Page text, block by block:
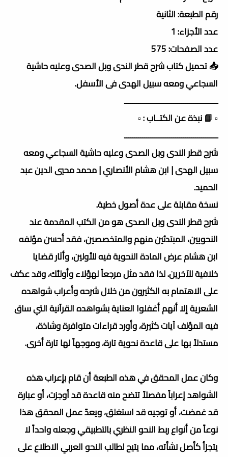
رقم الطبعة: الثانية
عدد الأجزاء: 1
عدد الصفحات: 575
📥 تحميل كتاب شرح قطر الندى وبل الصدى وعليه حاشية
السجاعي ومعه سبيل الهدى فى الأسفل.
ــــــــــــــــــــــــــــــــــــــــــــــ
▫️ 📘 نبذة عن الكتــاب : ▫️
ــــــــــــــــــــــــــــــــــــــــــــــ
شرح قطر الندى وبل الصدى وعليه حاشية السجاعي ومعه
سبيل الهدى | ابن هشام الأنصاري | محمد محيي الدين عبد
الحميد.
نسخة مقابلة على عدة أصول خطية.
شرح قطر الندى وبل الصدى هو من الكتب المقدمة عند
النحويين، المبتدئين منهم والمتخصصين، فقد أحسن مؤلفه
ابن هشام عرض المادة النحوية فيه للأولين، وأثار قضايا
خلافية للآخرين. لذا فقد مثل مرجعاً لهؤلاء وأولئك، وقد عكف
على الاهتمام به الكثيرون من خلال شرحه وأعراب شواهده
الشعرية إلا أنهم أغفلوا العناية بشواهده القرآنية التي ساق
فيه المؤلف آيات كثيرة، وأورد قراءات متوافرة وشاذة،
مستدلاً بها على قاعدة نحوية تارة، وموجهاً لها تارة أخرى.
وكان عمل المحقق في هذه الطبعة أن قام بإعراب هذه
الشواهد إعراباً مفصلاً تتضح منه قاعدة قد أوجزت، أو عبارة
قد غمضت، أو توجيه قد استغلق، ويعدّ عمل المحقق هذا
نوعاً من أنواع ربط النحو النظري بالتطبيقي وجعله واحداً لا
يتجزأ كأصل نشأته، مما يتيح لطالب النحو العربي الاطلاع على